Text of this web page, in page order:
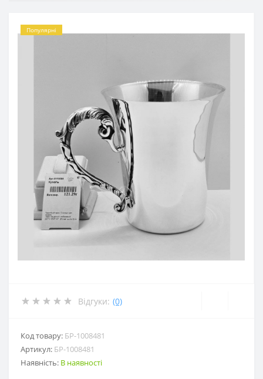
Популярні
Відгуки: (0)
Код товару: БР-1008481
Артикул: БР-1008481
Наявність: В наявності